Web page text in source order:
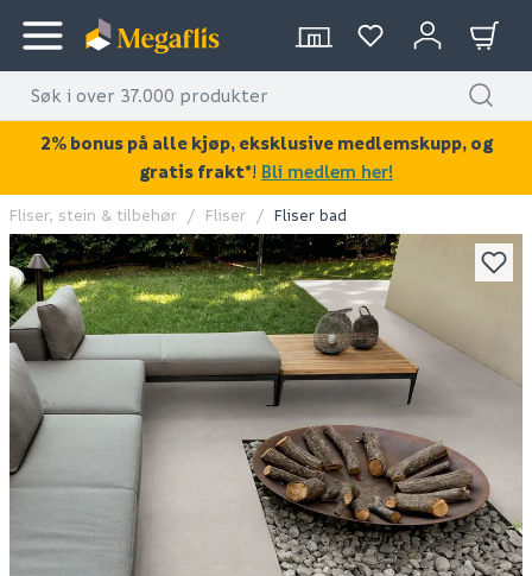
KAN DISSE VÆRE AV INTERESSE?
Mira 3130 superfix 15kg
Innovation lime grigio
60x60 9,5mm
Fliser, stein & tilbehør Fliser Fliser bad
2% bonus på alle kjøp, eksklusive medlemskupp, og
gratis frakt*! Bli medlem her!